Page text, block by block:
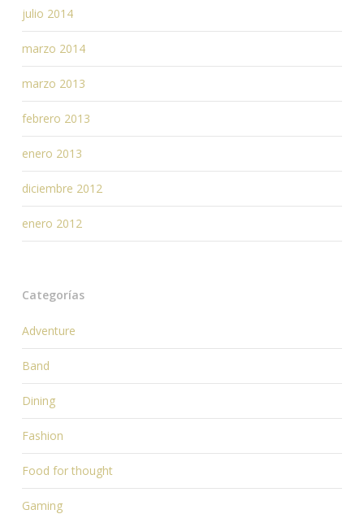
julio 2014
marzo 2014
marzo 2013
febrero 2013
enero 2013
diciembre 2012
enero 2012
Categorías
Adventure
Band
Dining
Fashion
Food for thought
Gaming